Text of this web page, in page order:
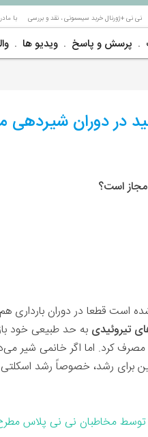
نی نی +ژورنال خربد سیسمونی ، نقد و بررسی با
پرسش و پاسخ ویدیو ها
در دوران
مجاز است؟
است قطعا در دوران بارداری هم
تیروئیدی به حد طبیعی خود
مصرف کرد. اما اگر خانمی شیر
برای رشد، خصوصاً رشد
مخاطبان نی نی پلاس